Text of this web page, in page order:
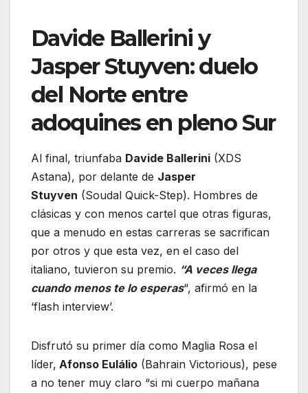
Davide Ballerini y
Jasper Stuyven: duelo
del Norte entre
adoquines en pleno Sur
Al final, triunfaba Davide Ballerini (XDS
Astana), por delante de Jasper
Stuyven (Soudal Quick-Step). Hombres de
clásicas y con menos cartel que otras figuras,
que a menudo en estas carreras se sacrifican
por otros y que esta vez, en el caso del
italiano, tuvieron su premio. “A veces llega
cuando menos te lo esperas“, afirmó en la
‘flash interview’.
Disfrutó su primer día como Maglia Rosa el
líder, Afonso Eulálio (Bahrain Victorious), pese
a no tener muy claro “si mi cuerpo mañana